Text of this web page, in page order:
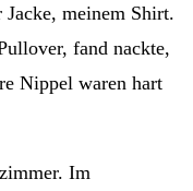
meinem Shirt.
fand nackte,
Nippel waren hart
Im